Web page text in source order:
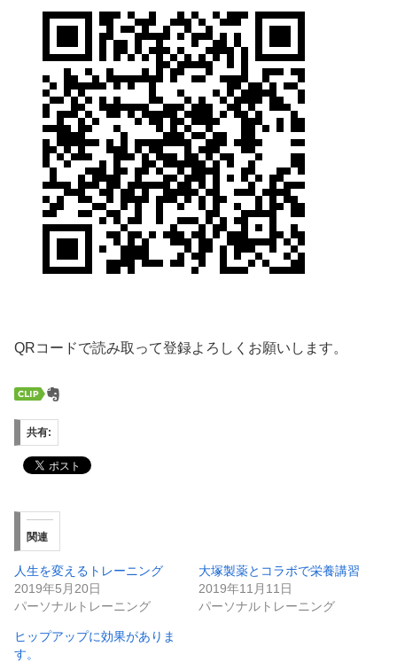
QRコードで読み取って登録よろしくお願いします。
共有:
関連
人生を変えるトレーニング
2019年5月20日
パーソナルトレーニング
大塚製薬とコラボで栄養講習
2019年11月11日
パーソナルトレーニング
ヒップアップに効果がありま
す。